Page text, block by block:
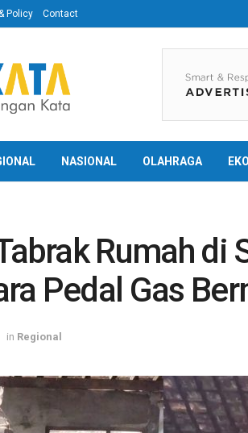
Policy Contact
NASIONAL OLAHRAGA
Rumah di
Pedal Gas
in Regional